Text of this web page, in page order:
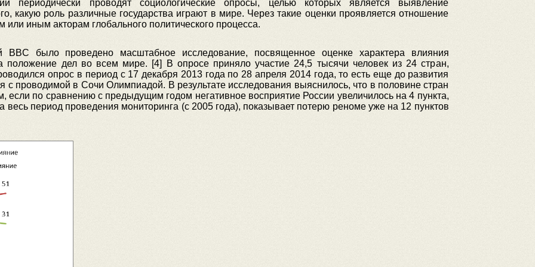
периодически проводят социологические опросы, целью которых является выявление
какую роль различные государства играют в мире. Через такие оценки проявляется отношение
или иным акторам глобального политического процесса.
было проведено масштабное исследование, посвященное оценке характера влияния
положение дел во всем мире. [4] В опросе приняло участие 24,5 тысячи человек из 24 стран,
опрос в период с 17 декабря 2013 года по 28 апреля 2014 года, то есть еще до развития
с проводимой в Сочи Олимпиадой. В результате исследования выяснилось, что в половине стран
если по сравнению с предыдущим годом негативное восприятие России увеличилось на 4 пункта,
весь период проведения мониторинга (с 2005 года), показывает потерю реноме уже на 12 пунктов